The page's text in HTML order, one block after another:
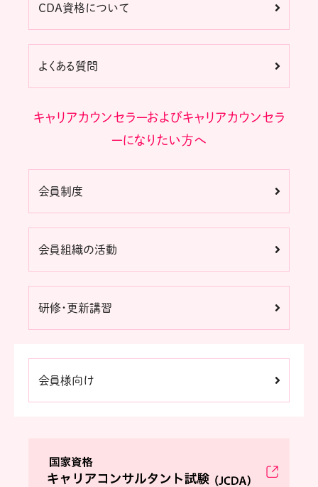
CDA資格について
よくある質問
キャリアカウンセラーおよびキャリアカウンセラ
ーになりたい方へ
会員制度
会員組織の活動
研修・更新講習
会員様向け